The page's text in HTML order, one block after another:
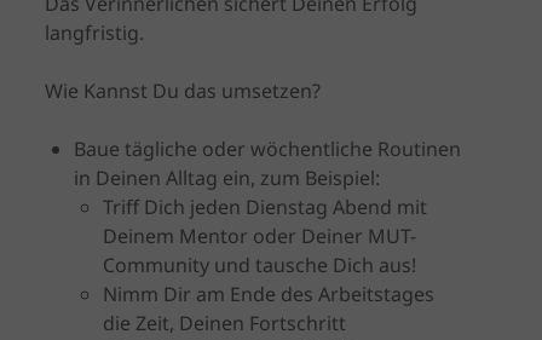
langfristig.
Wie Kannst Du das umsetzen?
Baue tägliche oder wöchentliche Routinen
in Deinen Alltag ein, zum Beispiel:
Triff Dich jeden Dienstag Abend mit
Deinem Mentor oder Deiner MUT-
Community und tausche Dich aus!
Nimm Dir am Ende des Arbeitstages
die Zeit, Deinen Fortschritt